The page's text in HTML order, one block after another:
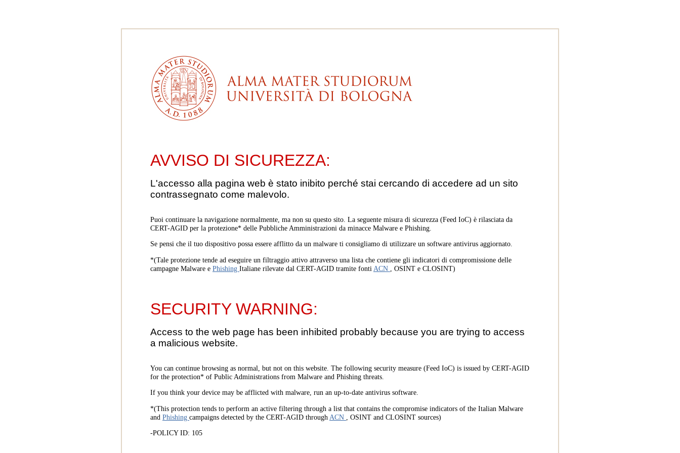
AVVISO DI SICUREZZA:
L'accesso alla pagina web è stato inibito perché stai cercando di accedere ad un sito
contrassegnato come malevolo.
Puoi continuare la navigazione normalmente, ma non su questo sito. La seguente misura di sicurezza (Feed IoC) è rilasciata da
CERT-AGID per la protezione* delle Pubbliche Amministrazioni da minacce Malware e Phishing.
Se pensi che il tuo dispositivo possa essere afflitto da un malware ti consigliamo di utilizzare un software antivirus aggiornato.
*(Tale protezione tende ad eseguire un filtraggio attivo attraverso una lista che contiene gli indicatori di compromissione delle
campagne Malware e Phishing Italiane rilevate dal CERT-AGID tramite fonti ACN , OSINT e CLOSINT)
SECURITY WARNING:
Access to the web page has been inhibited probably because you are trying to access
a malicious website.
You can continue browsing as normal, but not on this website. The following security measure (Feed IoC) is issued by CERT-AGID
for the protection* of Public Administrations from Malware and Phishing threats.
If you think your device may be afflicted with malware, run an up-to-date antivirus software.
*(This protection tends to perform an active filtering through a list that contains the compromise indicators of the Italian Malware
and Phishing campaigns detected by the CERT-AGID through ACN
, OSINT and CLOSINT sources)
-POLICY ID: 105